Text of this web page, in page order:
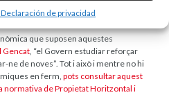
Declaración de privacidad
que suposen aquestes
Gencat, “el Govern estudiar reforçar
ne de noves”. Tot i això i mentre no hi
en ferm,pots consultar aquest
normativa de Propietat Horitzontal i